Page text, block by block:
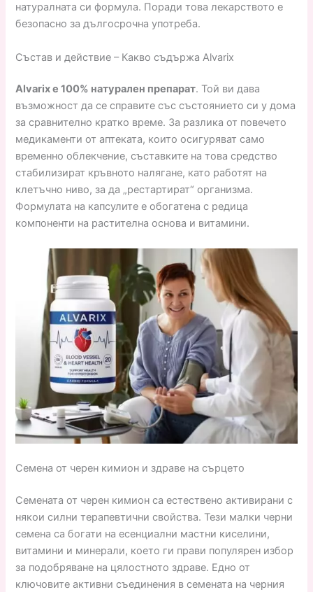
натуралната си формула. Поради това лекарството е
безопасно за дългосрочна употреба.
Състав и действие – Какво съдържа Alvarix
Alvarix е 100% натурален препарат. Той ви дава
възможност да се справите със състоянието си у дома
за сравнително кратко време. За разлика от повечето
медикаменти от аптеката, които осигуряват само
временно облекчение, съставките на това средство
стабилизират кръвното налягане, като работят на
клетъчно ниво, за да „рестартират“ организма.
Формулата на капсулите е обогатена с редица
компоненти на растителна основа и витамини.
Семена от черен кимион и здраве на сърцето
Семената от черен кимион са естествено активирани с
някои силни терапевтични свойства. Тези малки черни
семена са богати на есенциални мастни киселини,
витамини и минерали, което ги прави популярен избор
за подобряване на цялостното здраве. Едно от
ключовите активни съединения в семената на черния